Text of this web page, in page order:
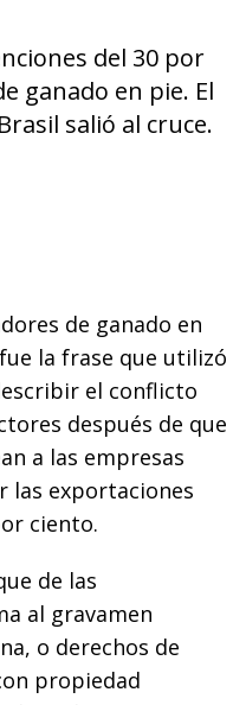
del 30 por
ganado en pie. El
salió al cruce.
de ganado en
la frase que utilizó
el conflicto
después de que
a las empresas
las exportaciones
ciento.
de las
al gravamen
o derechos de
propiedad